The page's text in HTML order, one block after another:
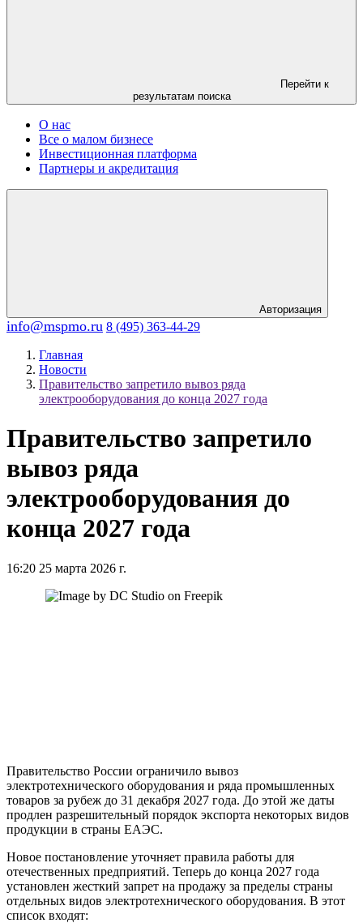
Перейти к
результатам поиска
О нас
Все о малом бизнесе
Инвестиционная платформа
Партнеры и акредитация
Авторизация
info@mspmo.ru 8 (495) 363-44-29
Главная
Новости
Правительство запретило вывоз ряда
электрооборудования до конца 2027 года
Правительство запретило
вывоз ряда
электрооборудования до
конца 2027 года
16:20 25 марта 2026 г.
Правительство России ограничило вывоз
электротехнического оборудования и ряда промышленных
товаров за рубеж до 31 декабря 2027 года. До этой же даты
продлен разрешительный порядок экспорта некоторых видов
продукции в страны ЕАЭС.
Новое постановление уточняет правила работы для
отечественных предприятий. Теперь до конца 2027 года
установлен жесткий запрет на продажу за пределы страны
отдельных видов электротехнического оборудования. В этот
список входят: